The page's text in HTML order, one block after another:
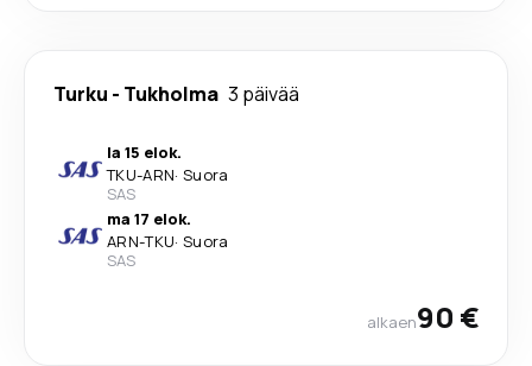
Turku - Tukholma 3 päivää
la 15 elok.
TKU-ARN· Suora
SAS
ma 17 elok.
ARN-TKU· Suora
SAS
alkaen90 €